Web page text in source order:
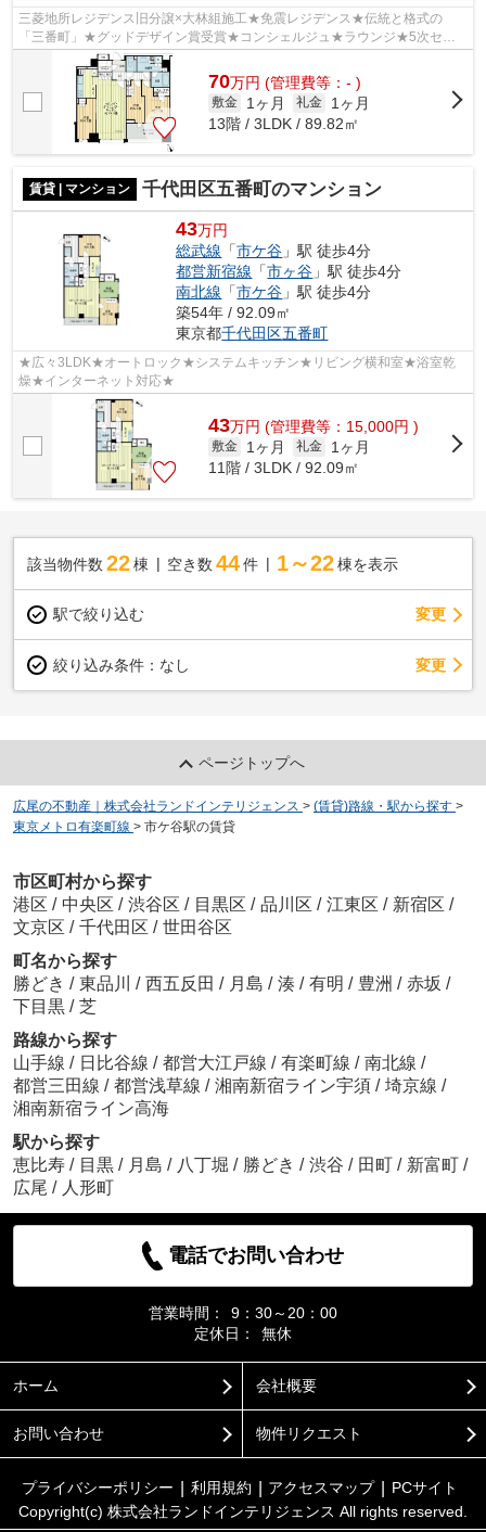
三菱地所レジデンス旧分譲×大林組施工★免震レジデンス★伝統と格式の
「三番町」★グッドデザイン賞受賞★コンシェルジュ★ラウンジ★5次セキ
70万円 (管理費等：- )
敷金 1ヶ月 礼金
1ヶ月
13階 / 3LDK / 89.82㎡
賃貸 | マンション 千代田区五番町のマンション
43万円
総武線 「市ケ谷 」駅 徒歩4分
都営新宿線 「市ヶ谷 」駅 徒歩4分
南北線 「市ケ谷 」駅 徒歩4分
築54年 / 92.09㎡
東京都千代田区五番町
★広々3LDK★オートロック★システムキッチン★リビング横和室★浴室乾
燥★インターネット対応★
43万円 (管理費等：15,000円 )
敷金 1ヶ月 礼金
1ヶ月
11階 / 3LDK / 92.09㎡
該当物件数 22棟 空き数 44 件 1～22 棟を表示
駅で絞り込む 変更
絞り込み条件： なし 変更
ページトップへ
広尾の不動産｜株式会社ランドインテリジェンス > (賃貸)路線・駅から探す >
東京メトロ有楽町線 > 市ケ谷駅の賃貸
市区町村から探す
港区 / 中央区 / 渋谷区 / 目黒区 / 品川区 / 江東区 / 新宿区 /
文京区 / 千代田区 / 世田谷区
町名から探す
勝どき / 東品川 / 西五反田 / 月島 / 湊 / 有明 / 豊洲 / 赤坂 /
下目黒 / 芝
路線から探す
山手線 / 日比谷線 / 都営大江戸線 / 有楽町線 / 南北線 /
都営三田線 / 都営浅草線 / 湘南新宿ライン宇須 / 埼京線 /
湘南新宿ライン高海
駅から探す
恵比寿 / 目黒 / 月島 / 八丁堀 / 勝どき / 渋谷 / 田町 / 新富町 /
広尾 / 人形町
電話でお問い合わせ
営業時間：
9：30～20：00
定休日：
無休
ホーム 会社概要
お問い合わせ 物件リクエスト
プライバシーポリシー 利用規約 アクセスマップ
PCサイト
Copyright(c) 株式会社ランドインテリジェンス All rights reserved.